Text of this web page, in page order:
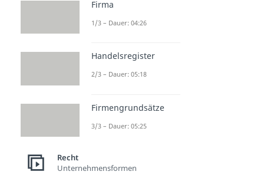
Firma
1/3 – Dauer: 04:26
Handelsregister
2/3 – Dauer: 05:18
Firmengrundsätze
3/3 – Dauer: 05:25
Recht
Unternehmensformen